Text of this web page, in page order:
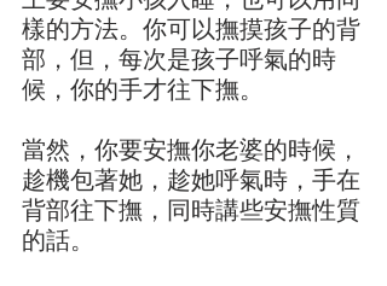
樣的方法。你可以撫摸孩子的背
部，但，每次是孩子呼氣的時
候，你的手才往下撫。
當然，你要安撫你老婆的時候，
趁機包著她，趁她呼氣時，手在
背部往下撫，同時講些安撫性質
的話。